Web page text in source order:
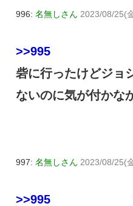
996: 名無しさん 2023/08/25(
>>995
砦に行ったけどジョ
ないのに気が付かな
997: 名無しさん 2023/08/25(
>>995